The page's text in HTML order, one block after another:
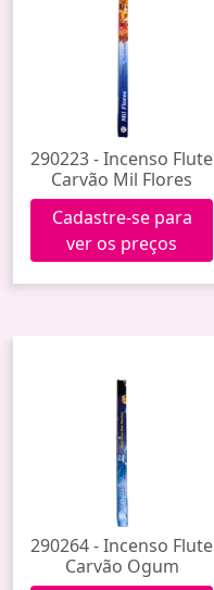
290223 - Incenso Flute
Carvão Mil Flores
Cadastre-se para
ver os preços
290264 - Incenso Flute
Carvão Ogum